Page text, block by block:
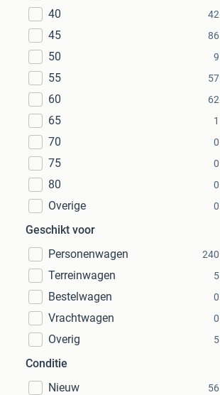
40 42
45 86
50 9
55 57
60 62
65 1
70 0
75 0
80 0
Overige 0
Geschikt voor
Personenwagen
240
Terreinwagen 5
Bestelwagen 0
Vrachtwagen 0
Overig 5
Conditie
Nieuw
56